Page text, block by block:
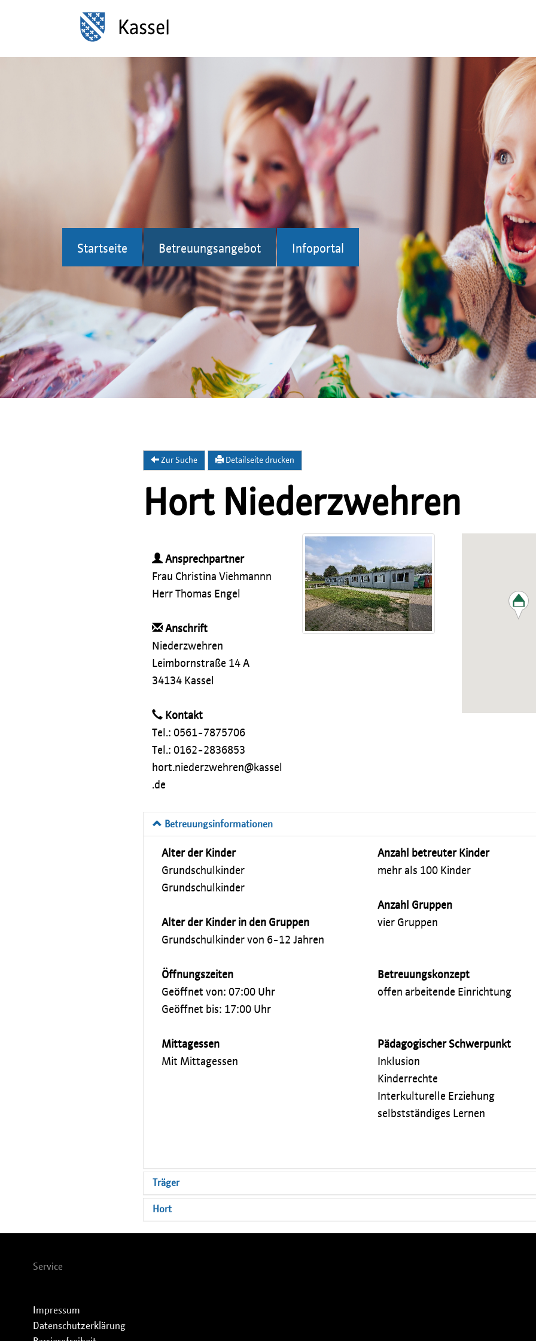
Startseite Betreuungsangebot Infoportal
Zur Suche Detailseite drucken
Hort Niederzwehren
Ansprechpartner
Frau Christina Viehmannn
Herr Thomas Engel
Anschrift
Niederzwehren
Leimbornstraße 14 A
34134 Kassel
Kontakt
Tel.: 0561-7875706
Tel.: 0162-2836853
hort.niederzwehren@kassel
.de
Betreuungsinformationen
Alter der Kinder
Grundschulkinder
Grundschulkinder
Alter der Kinder in den Gruppen
Grundschulkinder von 6-12 Jahren
Anzahl betreuter Kinder
mehr als 100 Kinder
Anzahl Gruppen
vier Gruppen
Öffnungszeiten
Geöffnet von: 07:00 Uhr
Geöffnet bis: 17:00 Uhr
Mittagessen
Mit Mittagessen
Betreuungskonzept
offen arbeitende Einrichtung
Pädagogischer Schwerpunkt
Inklusion
Kinderrechte
Interkulturelle Erziehung
selbstständiges Lernen
Träger
Hort
Service
Impressum
Datenschutzerklärung